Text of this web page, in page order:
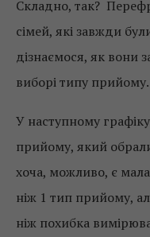
Складно, так?
сімей, які завжди
дізнаємося, як вони
виборі типу прийому.
У наступному
прийому, який
хоча, можливо, є
ніж 1 тип прийому,
ніж похибка